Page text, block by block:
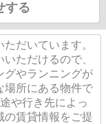
する
だいています。
ただけるので、
グやランニングが
場所にある物件で
や行き先によっ
の賃貸情報をご提